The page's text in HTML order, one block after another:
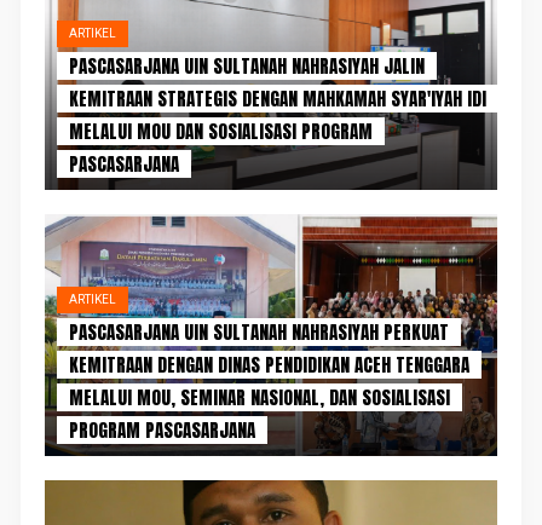
ARTIKEL
PASCASARJANA UIN SULTANAH NAHRASIYAH JALIN
KEMITRAAN STRATEGIS DENGAN MAHKAMAH SYAR'IYAH IDI
MELALUI MOU DAN SOSIALISASI PROGRAM
PASCASARJANA
ARTIKEL
PASCASARJANA UIN SULTANAH NAHRASIYAH PERKUAT
KEMITRAAN DENGAN DINAS PENDIDIKAN ACEH TENGGARA
MELALUI MOU, SEMINAR NASIONAL, DAN SOSIALISASI
PROGRAM PASCASARJANA